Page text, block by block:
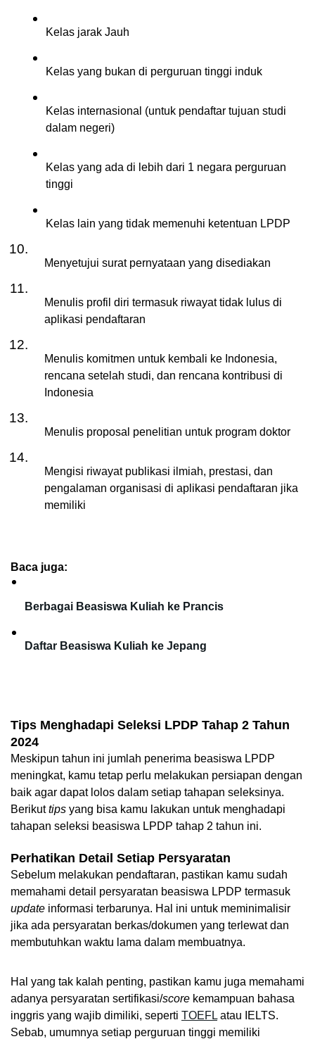
Kelas jarak Jauh
Kelas yang bukan di perguruan tinggi induk
Kelas internasional (untuk pendaftar tujuan studi
dalam negeri)
Kelas yang ada di lebih dari 1 negara perguruan
tinggi
Kelas lain yang tidak memenuhi ketentuan LPDP
Menyetujui surat pernyataan yang disediakan
Menulis profil diri termasuk riwayat tidak lulus di
aplikasi pendaftaran
Menulis komitmen untuk kembali ke Indonesia,
rencana setelah studi, dan rencana kontribusi di
Indonesia
Menulis proposal penelitian untuk program doktor
Mengisi riwayat publikasi ilmiah, prestasi, dan
pengalaman organisasi di aplikasi pendaftaran jika
memiliki
Baca juga:
Berbagai Beasiswa Kuliah ke Prancis
Daftar Beasiswa Kuliah ke Jepang
Tips Menghadapi Seleksi LPDP Tahap 2 Tahun
2024
Meskipun tahun ini jumlah penerima beasiswa LPDP
meningkat, kamu tetap perlu melakukan persiapan dengan
baik agar dapat lolos dalam setiap tahapan seleksinya.
Berikut tips yang bisa kamu lakukan untuk menghadapi
tahapan seleksi beasiswa LPDP tahap 2 tahun ini.
Perhatikan Detail Setiap Persyaratan
Sebelum melakukan pendaftaran, pastikan kamu sudah
update informasi terbarunya. Hal ini untuk meminimalisir
jika ada persyaratan berkas/dokumen yang terlewat dan
membutuhkan waktu lama dalam membuatnya.
Hal yang tak kalah penting, pastikan kamu juga memahami
adanya persyaratan sertifikasi/score kemampuan bahasa
inggris yang wajib dimiliki, seperti TOEFL atau IELTS.
Sebab, umumnya setiap perguruan tinggi memiliki